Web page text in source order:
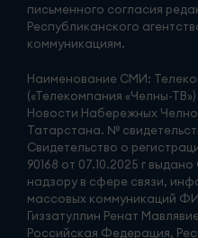
письменного согласия
Республиканского
коммуникациям.
Наименование СМИ:
(«Телекомпания «Челны-ТВ»)
Новости Набережных
Татарстана. №
Свидетельство о
90168 от 07.10.2025 г
надзору в сфере связи,
массовых коммуникаций
Гиззатуллин Ренат
Российская Федерация,